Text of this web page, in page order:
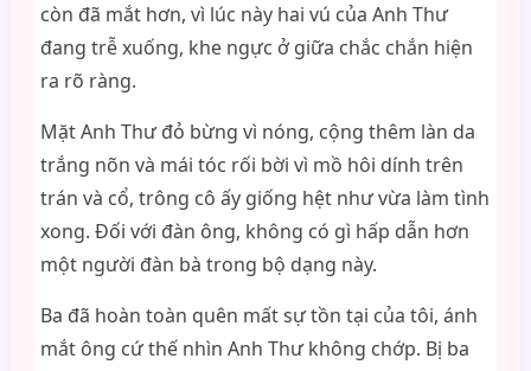
còn đã mắt hơn, vì lúc này hai vú của Anh Thư
đang trễ xuống, khe ngực ở giữa chắc chắn hiện
ra rõ ràng.
Mặt Anh Thư đỏ bừng vì nóng, cộng thêm làn da
trắng nõn và mái tóc rối bời vì mồ hôi dính trên
trán và cổ, trông cô ấy giống hệt như vừa làm tình
xong. Đối với đàn ông, không có gì hấp dẫn hơn
một người đàn bà trong bộ dạng này.
Ba đã hoàn toàn quên mất sự tồn tại của tôi, ánh
mắt ông cứ thế nhìn Anh Thư không chớp. Bị ba